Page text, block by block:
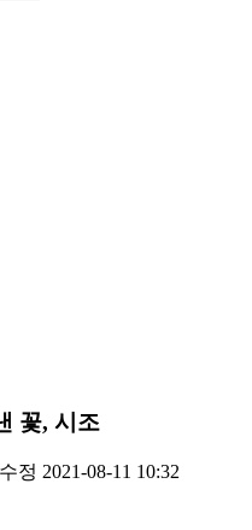
꽃, 시조
수정 2021-08-11 10:32